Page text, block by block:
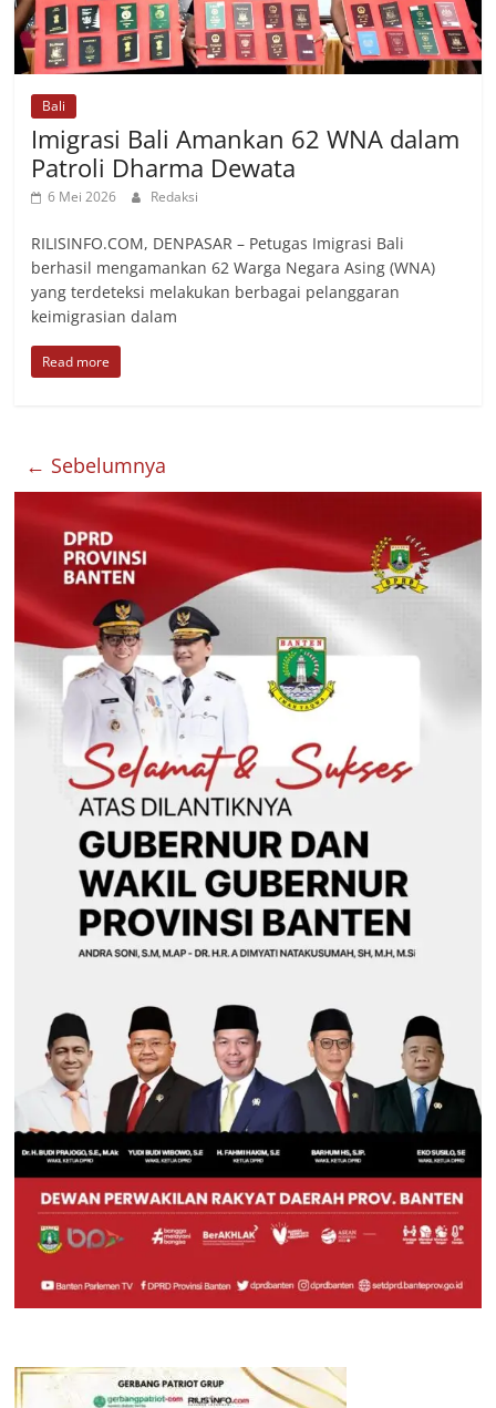
Bali
Imigrasi Bali Amankan 62 WNA dalam
Patroli Dharma Dewata
6 Mei 2026 Redaksi
RILISINFO.COM, DENPASAR – Petugas Imigrasi Bali
berhasil mengamankan 62 Warga Negara Asing (WNA)
yang terdeteksi melakukan berbagai pelanggaran
keimigrasian dalam
Read more
← Sebelumnya